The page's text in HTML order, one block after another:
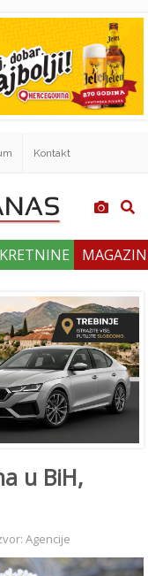
Kontakt
u BiH,
Agencije